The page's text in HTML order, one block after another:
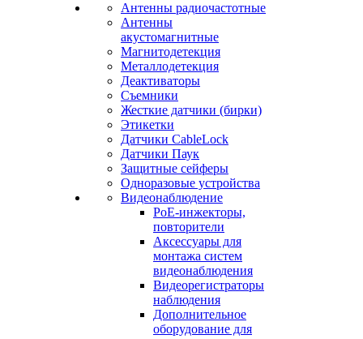
Антенны радиочастотные
Антенны
акустомагнитные
Магнитодетекция
Металлодетекция
Деактиваторы
Съемники
Жесткие датчики (бирки)
Этикетки
Датчики CableLock
Датчики Паук
Защитные сейферы
Одноразовые устройства
Видеонаблюдение
PoE-инжекторы,
повторители
Аксессуары для
монтажа систем
видеонаблюдения
Видеорегистраторы
наблюдения
Дополнительное
оборудование для